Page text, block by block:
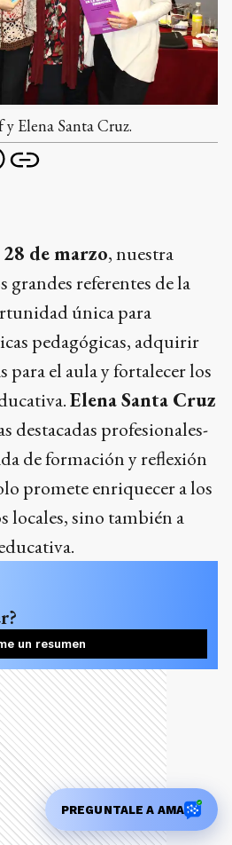
Elena Santa Cruz.
de marzo, nuestra
grandes referentes de la
única para
pedagógicas, adquirir
para el aula y fortalecer los
Elena Santa Cruz
destacadas profesionales-
de formación y reflexión
promete enriquecer a los
locales, sino también a
un resumen
PREGUNTALE A AMA